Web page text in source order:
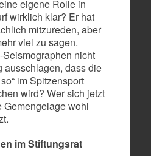
eigene Rolle in
wirklich klar? Er hat
mitzureden, aber
viel zu sagen.
nicht
ausschlagen, dass die
im Spitzensport
wird? Wer sich jetzt
Gemengelage wohl
im Stiftungsrat